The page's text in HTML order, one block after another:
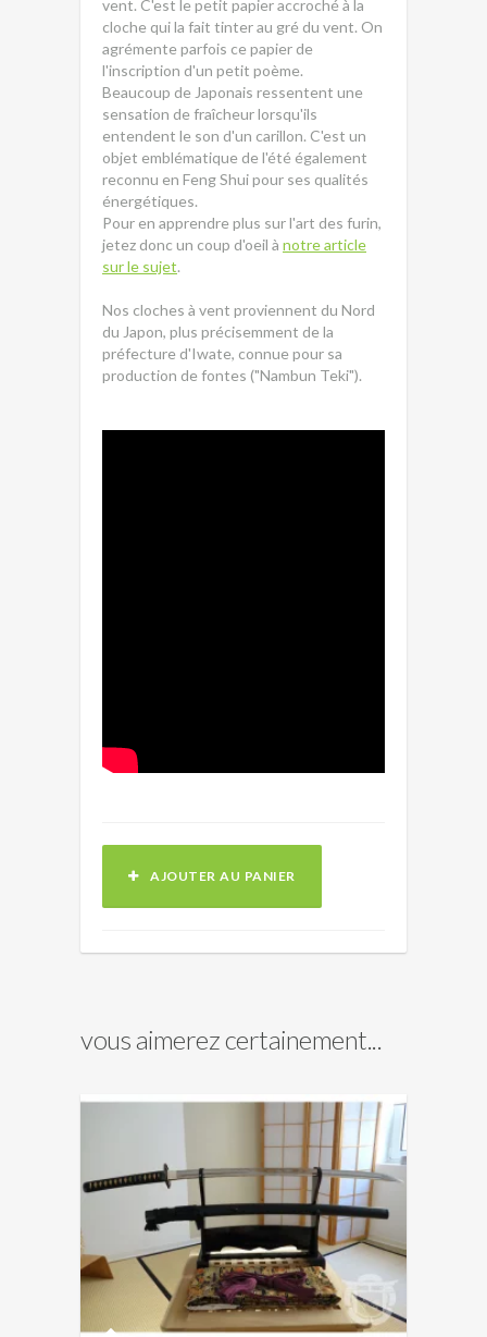
vent. C'est le petit papier accroché à la
cloche qui la fait tinter au gré du vent. On
agrémente parfois ce papier de
l'inscription d'un petit poème.
Beaucoup de Japonais ressentent une
sensation de fraîcheur lorsqu'ils
entendent le son d'un carillon. C'est un
objet emblématique de l'été également
reconnu en Feng Shui pour ses qualités
énergétiques.
Pour en apprendre plus sur l'art des furin,
jetez donc un coup d'oeil à notre article
sur le sujet.
Nos cloches à vent proviennent du Nord
du Japon, plus précisemment de la
préfecture d'Iwate, connue pour sa
production de fontes ("Nambun Teki").
AJOUTER AU PANIER
vous aimerez certainement...